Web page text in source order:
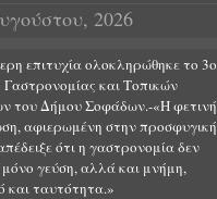
2026
επιτυχία ολοκληρώθηκε το 3ο
και Τοπικών
του Δήμου Σοφάδων.-«Η φετινή
αφιερωμένη στην προσφυγική
ότι η γαστρονομία δεν
γεύση, αλλά και μνήμη,
και ταυτότητα.»